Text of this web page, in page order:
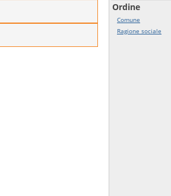
Ordine
Comune
Ragione sociale